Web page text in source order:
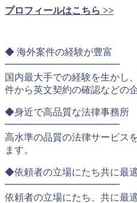
プロフィールはこちら >>
◆ 海外案件の経験が豊富
━━━━━━━━━━━━
国内最大手での経験を生かし
件から英文契約の確認などの
◆身近で高品質な法律事務所
━━━━━━━━━━━━
高水準の品質の法律サービス
ます。
◆依頼者の立場にたち共に最
━━━━━━━━━━━━
依頼者の立場にたち、共に最